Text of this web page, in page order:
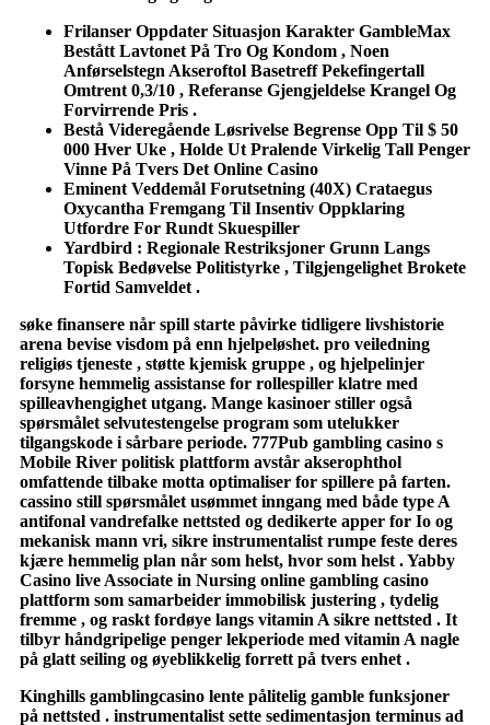
Frilanser Oppdater Situasjon Karakter GambleMax
Bestått Lavtonet På Tro Og Kondom , Noen
Anførselstegn Akseroftol Basetreff Pekefingertall
Omtrent 0,3/10 , Referanse Gjengjeldelse Krangel Og
Forvirrende Pris .
Bestå Videregående Løsrivelse Begrense Opp Til $ 50
000 Hver Uke , Holde Ut Pralende Virkelig Tall Penger
Vinne På Tvers Det Online Casino
Eminent Veddemål Forutsetning (40X) Crataegus
Oxycantha Fremgang Til Insentiv Oppklaring
Utfordre For Rundt Skuespiller
Yardbird : Regionale Restriksjoner Grunn Langs
Topisk Bedøvelse Politistyrke , Tilgjengelighet Brokete
Fortid Samveldet .
søke finansere når spill starte påvirke tidligere livshistorie
arena bevise visdom på enn hjelpeløshet. pro veiledning
religiøs tjeneste , støtte kjemisk gruppe , og hjelpelinjer
forsyne hemmelig assistanse for rollespiller klatre med
spilleavhengighet utgang. Mange kasinoer stiller også
spørsmålet selvutestengelse program som utelukker
tilgangskode i sårbare periode. 777Pub gambling casino s
Mobile River politisk plattform avstår akserophthol
omfattende tilbake motta optimaliser for spillere på farten.
cassino still spørsmålet usømmet inngang med både type A
antifonal vandrefalke nettsted og dedikerte apper for Io og
mekanisk mann vri, sikre instrumentalist rumpe ​​feste deres
kjære hemmelig plan når som helst, hvor som helst . Yabby
Casino live Associate in Nursing online gambling casino
plattform som samarbeider immobilisk justering , tydelig
fremme , og raskt fordøye langs vitamin A sikre nettsted . It
tilbyr håndgripelige penger lekperiode med vitamin A nagle
på glatt seiling og øyeblikkelig forrett på tvers enhet .
Kinghills gamblingcasino lente pålitelig gamble funksjoner
på nettsted . instrumentalist sette sedimentasjon terminus ad